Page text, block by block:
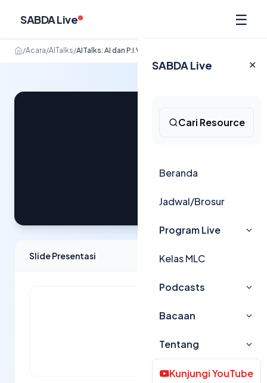
SABDA Live ☰
SABDA Live ✕
Cari Resource
Beranda
Jadwal/Brosur
Program Live
Kelas MLC
Podcasts
Bacaan
Tentang
Kunjungi YouTube
/Acara/AITalks/AITalks: AI dan P.I.V.O.T
Slide Presentasi